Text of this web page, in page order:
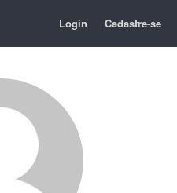
Login Cadastre-se